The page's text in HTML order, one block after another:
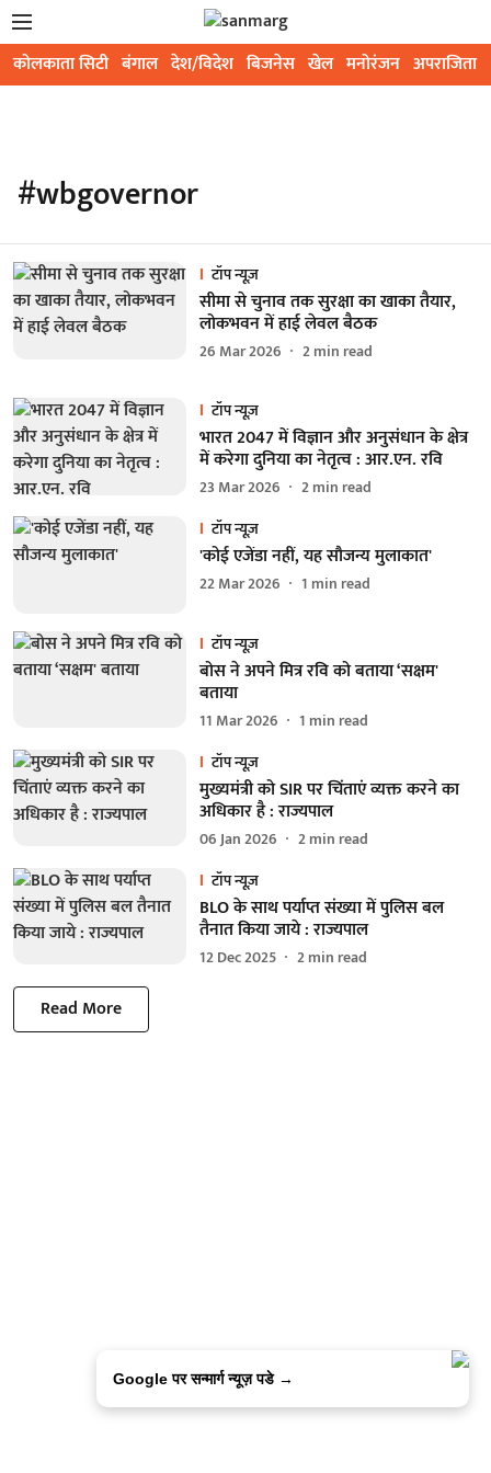
कोलकाता सिटी बंगाल देश/विदेश बिजनेस खेल मनोरंजन अपराजिता
#wbgovernor
टॉप न्यूज़
सीमा से चुनाव तक सुरक्षा का खाका तैयार,
लोकभवन में हाई लेवल बैठक
26 Mar 2026 2min read
टॉप न्यूज़
भारत 2047 में विज्ञान और अनुसंधान के क्षेत्र
में करेगा दुनिया का नेतृत्व : आर.एन. रवि
23 Mar 2026 2min read
टॉप न्यूज़
'कोई एजेंडा नहीं, यह सौजन्य मुलाकात'
22 Mar 2026 1 min read
टॉप न्यूज़
बोस ने अपने मित्र रवि को बताया ‘सक्षम'
बताया
11 Mar 2026 1 min read
टॉप न्यूज़
मुख्यमंत्री को SIR पर चिंताएं व्यक्त करने का
अधिकार है : राज्यपाल
06 Jan 2026 2min read
टॉप न्यूज़
BLO के साथ पर्याप्त संख्या में पुलिस बल
तैनात किया जाये : राज्यपाल
12 Dec 2025 2min read
Read More
Google पर सन्मार्ग न्यूज़ पडे →